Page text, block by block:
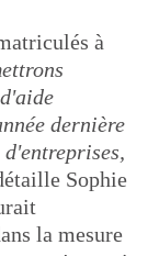
à
dernière
Sophie
la mesure